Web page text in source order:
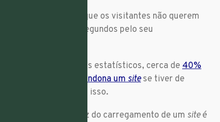
Pesquisas indicam que os visitantes não querem
esperar mais de 3 segundos pelo seu
De acordo com dados estatísticos, cerca de 40%
dos utilizadores abandona umsitese tiver de
esperar mais do que isso.
Posto isto, a rapidez do carregamento de um siteé